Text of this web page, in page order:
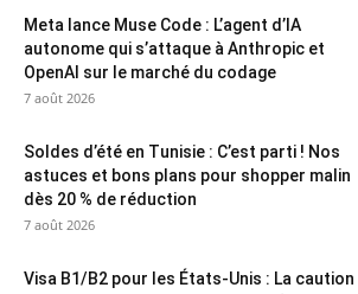
Meta lance Muse Code : L’agent d’IA
autonome qui s’attaque à Anthropic et
OpenAI sur le marché du codage
7 août 2026
Soldes d’été en Tunisie : C’est parti ! Nos
astuces et bons plans pour shopper malin
dès 20 % de réduction
7 août 2026
Visa B1/B2 pour les États-Unis : La caution